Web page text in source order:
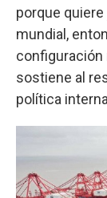
porque
mundial,
configuración
sostiene al
política